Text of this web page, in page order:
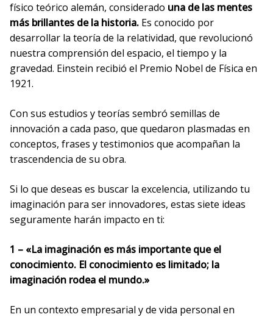
físico teórico alemán, considerado una de las mentes
más brillantes de la historia. Es conocido por
desarrollar la teoría de la relatividad, que revolucionó
nuestra comprensión del espacio, el tiempo y la
gravedad. Einstein recibió el Premio Nobel de Física en
1921.
Con sus estudios y teorías sembró semillas de
innovación a cada paso, que quedaron plasmadas en
conceptos, frases y testimonios que acompañan la
trascendencia de su obra.
Si lo que deseas es buscar la excelencia, utilizando tu
imaginación para ser innovadores, estas siete ideas
seguramente harán impacto en ti:
1 – «La imaginación es más importante que el
conocimiento. El conocimiento es limitado; la
imaginación rodea el mundo.»
En un contexto empresarial y de vida personal en